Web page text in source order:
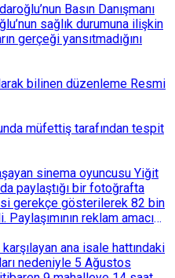
Basın Danışmanı
sağlık durumuna ilişkin
gerçeği yansıtmadığını
bilinen düzenleme Resmi
müfettiş tarafından tespit
sinema oyuncusu Yiğit
paylaştığı bir fotoğrafta
gerekçe gösterilerek 82 bin
reklam amacı
iptali için yargıya
ana isale hattındaki
nedeniyle 5 Ağustos